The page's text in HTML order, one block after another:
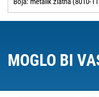
MOGLO BI